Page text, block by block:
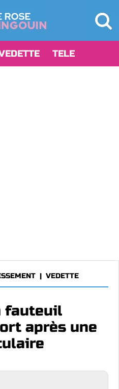
TELE
| VEDETTE
fauteuil
après une